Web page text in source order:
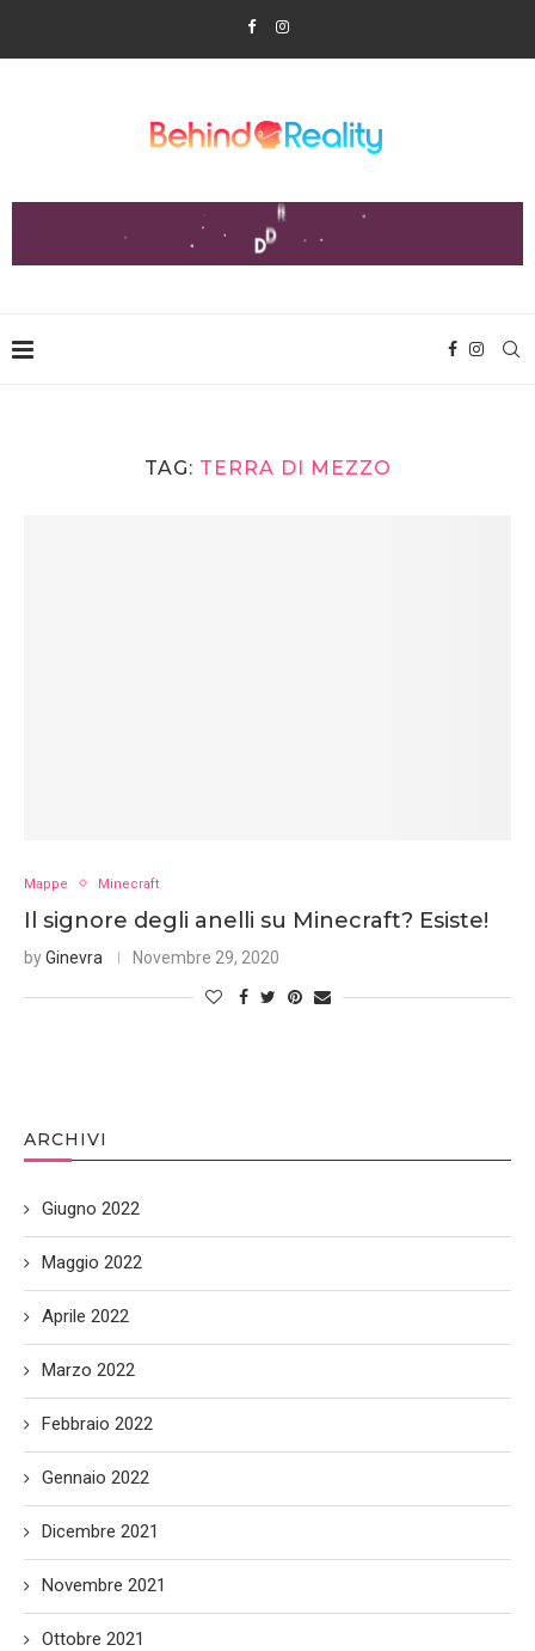
TAG: TERRA DI MEZZO
Mappe Minecraft
Il signore degli anelli su Minecraft? Esiste!
byGinevra Novembre 29, 2020
ARCHIVI
Giugno 2022
Maggio 2022
Aprile 2022
Marzo 2022
Febbraio 2022
Gennaio 2022
Dicembre 2021
Novembre 2021
Ottobre 2021